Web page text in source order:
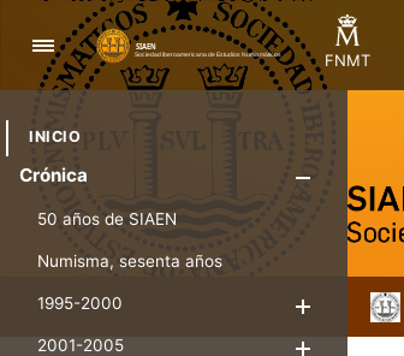
Nabigazioa
FNMT
INICIO
Crónica
50 años de SIAEN
Numisma, sesenta años
1995-2000
2001-2005